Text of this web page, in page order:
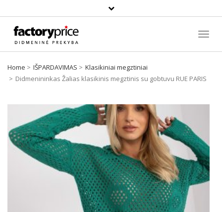
Paieška
Home IŠPARDAVIMAS
Klasikiniai megztiniai
Didmenininkas Žalias klasikinis megztinis su gobtuvu RUE PARIS